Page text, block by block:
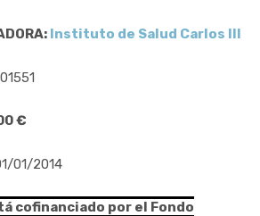
Instituto de Salud Carlos III
€
01/2014
cofinanciado por el Fondo